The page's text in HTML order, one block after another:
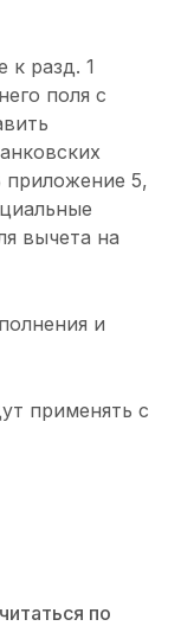
к разд. 1
поля с
приложение 5,
вычета на
и
применять с
по